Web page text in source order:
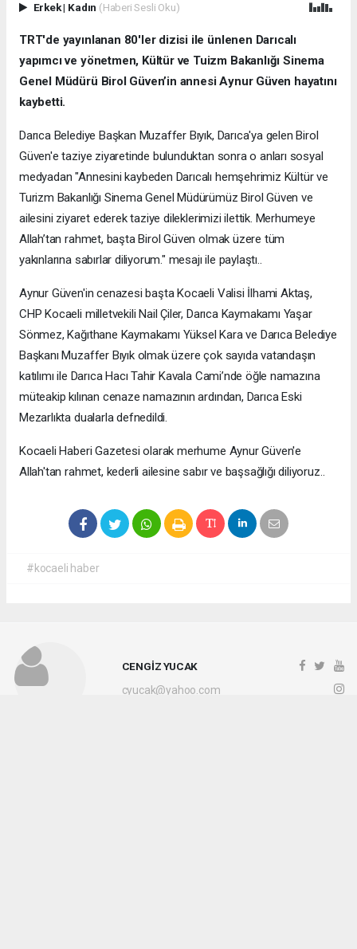
Erkek| Kadın (Haberi Sesli Oku)
TRT'de yayınlanan 80'ler dizisi ile ünlenen Darıcalı
yapımcı ve yönetmen, Kültür ve Tuizm Bakanlığı Sinema
Genel Müdürü Birol Güven’in annesi Aynur Güven hayatını
kaybetti.
Darıca Belediye Başkan Muzaffer Bıyık, Darıca'ya gelen Birol
Güven'e taziye ziyaretinde bulunduktan sonra o anları sosyal
medyadan "Annesini kaybeden Darıcalı hemşehrimiz Kültür ve
Turizm Bakanlığı Sinema Genel Müdürümüz Birol Güven ve
ailesini ziyaret ederek taziye dileklerimizi ilettik. Merhumeye
Allah’tan rahmet, başta Birol Güven olmak üzere tüm
yakınlarına sabırlar diliyorum." mesajı ile paylaştı..
Aynur Güven'in cenazesi başta Kocaeli Valisi İlhami Aktaş,
CHP Kocaeli milletvekili Nail Çiler, Darıca Kaymakamı Yaşar
Sönmez, Kağıthane Kaymakamı Yüksel Kara ve Darıca Belediye
Başkanı Muzaffer Bıyık olmak üzere çok sayıda vatandaşın
katılımı ile Darıca Hacı Tahir Kavala Cami’nde öğle namazına
müteakip kılınan cenaze namazının ardından, Darıca Eski
Mezarlıkta dualarla defnedildi.
Kocaeli Haberi Gazetesi olarak merhume Aynur Güven'e
Allah'tan rahmet, kederli ailesine sabır ve başsağlığı diliyoruz..
#kocaeli haber
CENGİZ YUCAK
cyucak@yahoo.com